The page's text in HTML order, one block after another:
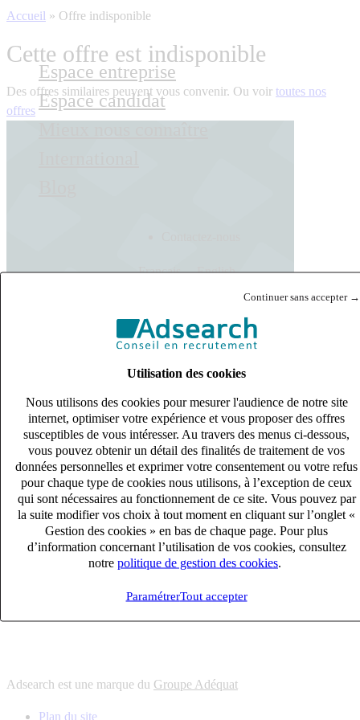
Continuer sans accepter →
Utilisation des cookies
Nous utilisons des cookies pour mesurer l'audience de notre site
internet, optimiser votre expérience et vous proposer des offres
susceptibles de vous intéresser. Au travers des menus ci-dessous,
vous pouvez obtenir un détail des finalités de traitement de vos
données personnelles et exprimer votre consentement ou votre refus
pour chaque type de cookies nous utilisons, à l’exception de ceux
qui sont nécessaires au fonctionnement de ce site. Vous pouvez par
la suite modifier vos choix à tout moment en cliquant sur l’onglet «
Gestion des cookies » en bas de chaque page. Pour plus
d’information concernant l’utilisation de vos cookies, consultez
notre politique de gestion des cookies
ParamétrerTout accepter
Espace entreprise
Espace candidat
Français English
Accueil » Offre indisponible
Cette offre est indisponible
Des offres similaires peuvent vous convenir. Ou voir toutes nos
offres
s'adapter à vos besoin en recrutement
10 univers
connaître votre secteur et ses enjeux
12 bureaux en France
proximité avec nos clients et nos talents
6 solutions
s'adapter à vos besoin en recrutement
10 univers
connaître votre secteur et ses enjeux
proximité avec nos clients et nos talents
Adsearch est une marque du Groupe Adéquat
Plan du site